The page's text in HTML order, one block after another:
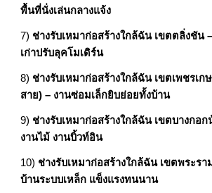
พื้นที่นั่งเล่นกลางแจ้ง
7) ช่างรับเหมาก่อสร้างใกล้ฉัน เขตตลิ่งชัน
เก่าปรับลุคโมเดิร์น
8) ช่างรับเหมาก่อสร้างใกล้ฉัน เขตเพชรเ
สาย) – งานซ่อมเล็กยิบย่อยทั้งบ้าน
9) ช่างรับเหมาก่อสร้างใกล้ฉัน เขตบางกอ
งานไม้ งานบิ้วท์อิน
10) ช่างรับเหมาก่อสร้างใกล้ฉัน เขตพระรา
บ้านระบบเหล็ก แข็งแรงทนนาน